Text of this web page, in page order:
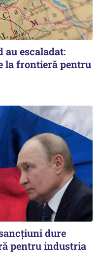
escaladat:
la frontieră pentru
dure
pentru industria